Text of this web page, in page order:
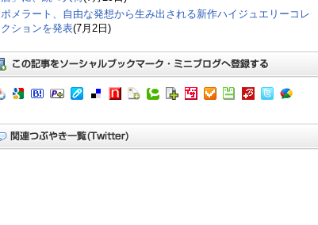
ポメラート、自由な発想から生み出される新作ハイジュエリーコレ
クションを発表(7月2日)